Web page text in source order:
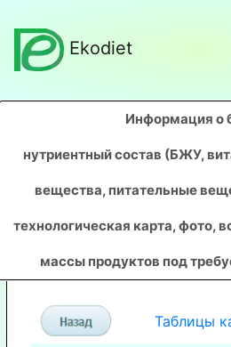
Ekodiet
Информация о
нутриентный состав (БЖУ,
вещества, питательные
технологическая карта, фото,
массы продуктов под
Таблицы